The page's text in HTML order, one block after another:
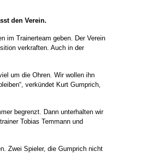
den Verein.
im Trainerteam geben. Der Verein
verkraften. Auch in der
um die Ohren. Wir wollen ihn
verkündet Kurt Gumprich,
begrenzt. Dann unterhalten wir
Tobias Temmann und
Zwei Spieler, die Gumprich nicht